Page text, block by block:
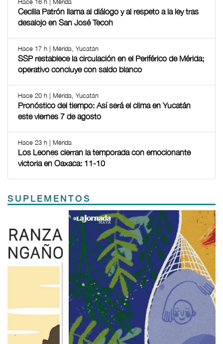
Hace 16 h | Mérida
Cecilia Patrón llama al diálogo y al respeto a la ley tras
desalojo en San José Tecoh
Hace 17 h | Mérida, Yucatán
SSP restablece la circulación en el Periférico de Mérida;
operativo concluye con saldo blanco
Hace 20 h | Mérida, Yucatán
Pronóstico del tiempo: Así será el clima en Yucatán
este viernes 7 de agosto
Hace 23 h | Mérida
Los Leones cierran la temporada con emocionante
victoria en Oaxaca: 11-10
SUPLEMENTOS